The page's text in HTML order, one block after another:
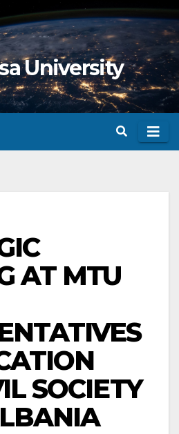
University
AT MTU
SOCIETY